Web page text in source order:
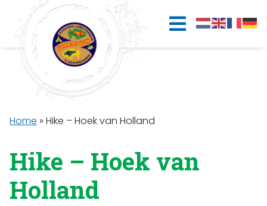
Home » Hike – Hoek van Holland
Hike – Hoek van
Holland